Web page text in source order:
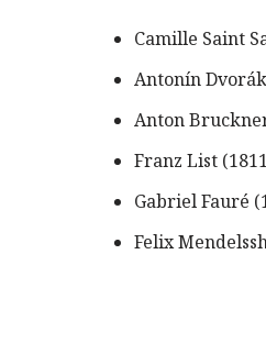
Camille Saint
Antonín
Anton
Franz List
Gabriel Fauré
Felix